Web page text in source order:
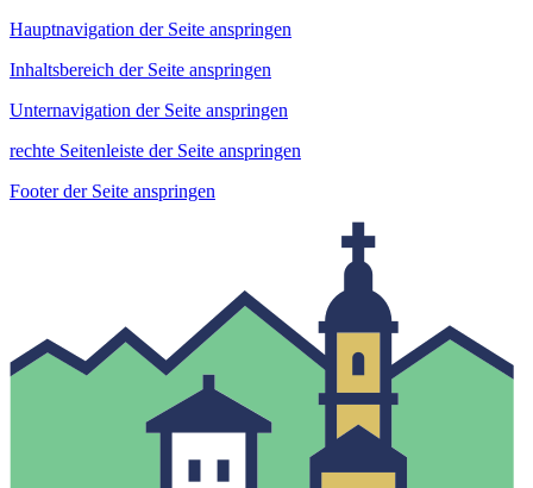
Hauptnavigation der Seite anspringen
Inhaltsbereich der Seite anspringen
Unternavigation der Seite anspringen
rechte Seitenleiste der Seite anspringen
Footer der Seite anspringen